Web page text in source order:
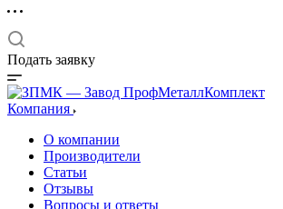
Подать заявку
Компания
О компании
Производители
Статьи
Отзывы
Вопросы и ответы